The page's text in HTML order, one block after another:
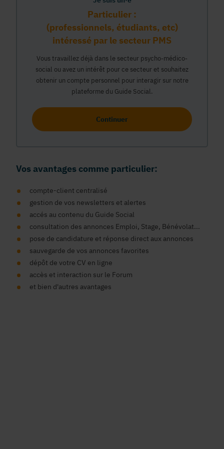
Particulier :
(professionnels, étudiants, etc)
intéressé par le secteur PMS
Vous travaillez déjà dans le secteur psycho-médico-
social ou avez un intérêt pour ce secteur et souhaitez
obtenir un compte personnel pour interagir sur notre
plateforme du Guide Social.
Continuer
Vos avantages comme particulier:
compte-client centralisé
gestion de vos newsletters et alertes
accés au contenu du Guide Social
consultation des annonces Emploi, Stage, Bénévolat...
pose de candidature et réponse direct aux annonces
sauvegarde de vos annonces favorites
dépôt de votre CV en ligne
accès et interaction sur le Forum
et bien d'autres avantages